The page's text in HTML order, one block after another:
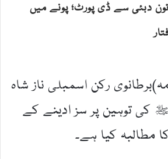
دبئی سے ڈی پورٹ؛ پونے میں
رکن اسمبلی ناز شاہ
توہین پر سز ادینے کے
مطالبہ کیا ہے۔